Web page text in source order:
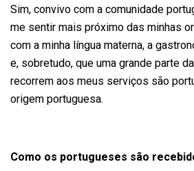
Sim, convivo com a comunidade
me sentir mais próximo das minhas
com a minha língua materna, a
e, sobretudo, que uma grande parte
recorrem aos meus serviços são
origem portuguesa.
Como os portugueses são